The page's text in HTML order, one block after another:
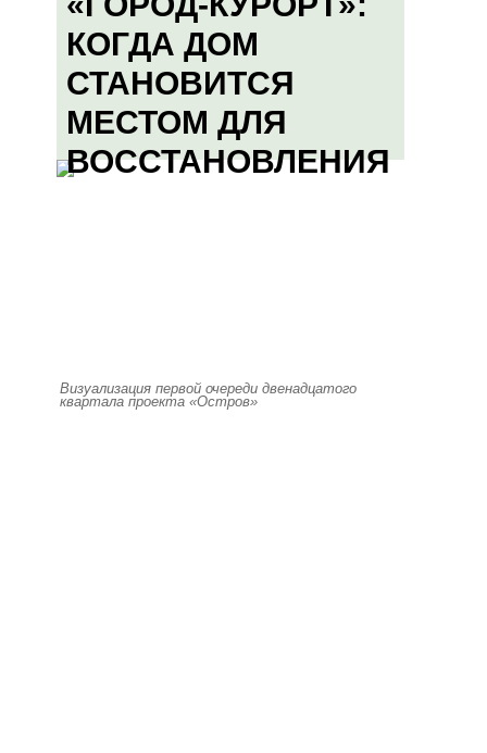
КОГДА ДОМ
СТАНОВИТСЯ
МЕСТОМ ДЛЯ
ВОССТАНОВЛЕНИЯ
Визуализация первой очереди двенадцатого
квартала проекта «Остров»